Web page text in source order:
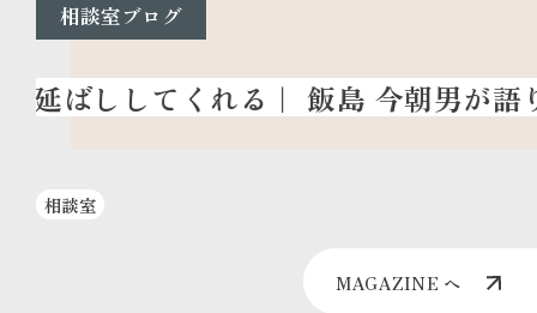
相談室ブログ
相談室
MAGAZINE へ